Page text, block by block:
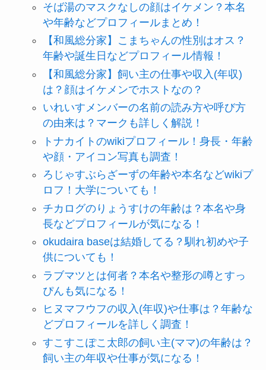
そば湯のマスクなしの顔はイケメン？本名
や年齢などプロフィールまとめ！
【和風総分家】こまちゃんの性別はオス？
年齢や誕生日などプロフィール情報！
【和風総分家】飼い主の仕事や収入(年収)
は？顔はイケメンでホストなの？
いれいすメンバーの名前の読み方や呼び方
の由来は？マークも詳しく解説！
トナカイトのwikiプロフィール！身長・年齢
や顔・アイコン写真も調査！
ろじゃすぶらざーずの年齢や本名などwikiプ
ロフ！大学についても！
チカログのりょうすけの年齢は？本名や身
長などプロフィールが気になる！
okudaira baseは結婚してる？馴れ初めや子
供についても！
ラブマツとは何者？本名や整形の噂とすっ
ぴんも気になる！
ヒヌマフウフの収入(年収)や仕事は？年齢な
どプロフィールを詳しく調査！
すこすこぽこ太郎の飼い主(ママ)の年齢は？
飼い主の年収や仕事が気になる！